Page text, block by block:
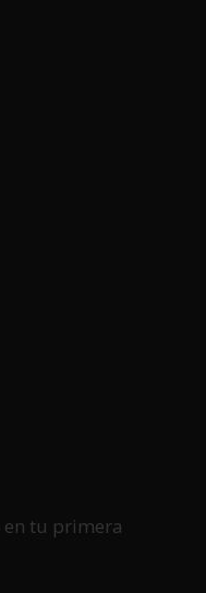
en tu primera